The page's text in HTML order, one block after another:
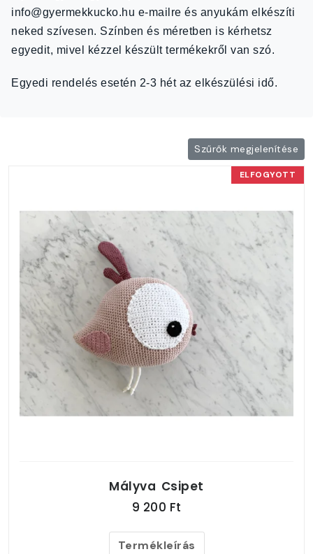
info@gyermekkucko.hu e-mailre és anyukám elkészíti
neked szívesen. Színben és méretben is kérhetsz
egyedit, mivel kézzel készült termékekről van szó.
Egyedi rendelés esetén 2-3 hét az elkészülési idő.
Szűrők megjelenítése
ELFOGYOTT
Mályva Csipet
9 200 Ft
Termékleírás